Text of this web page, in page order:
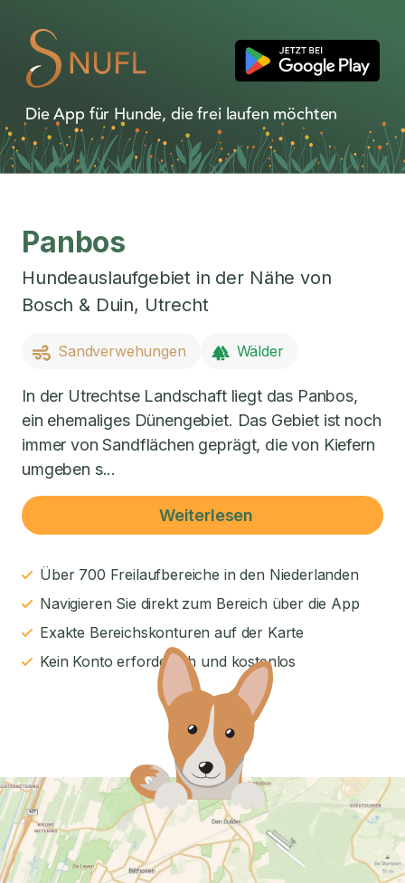
Die App für Hunde, die frei laufen möchten
Panbos
Hundeauslaufgebiet in der Nähe von
Bosch & Duin, Utrecht
Sandverwehungen Wälder
In der Utrechtse Landschaft liegt das Panbos,
ein ehemaliges Dünengebiet. Das Gebiet ist noch
immer von Sandflächen geprägt, die von Kiefern
umgeben s...
Weiterlesen
Über 700 Freilaufbereiche in den Niederlanden
Navigieren Sie direkt zum Bereich über die App
Exakte Bereichskonturen auf der Karte
Kein Konto erforderlich und kostenlos